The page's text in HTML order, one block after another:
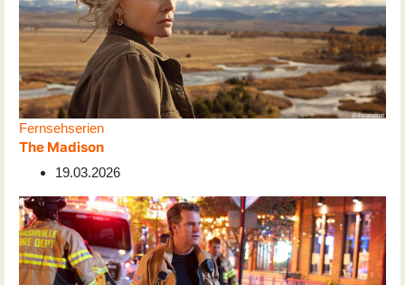
Fernsehserien
The Madison
19.03.2026